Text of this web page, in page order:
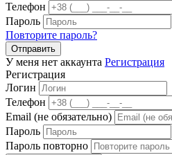
Телефон
Пароль
Повторите пароль?
Отправить
У меня нет аккаунта Регистрация
Регистрация
Логин
Телефон
Email (не обязательно)
Пароль
Пароль повторно